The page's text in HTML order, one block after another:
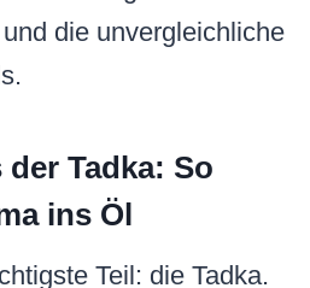
die unvergleichliche
Tadka: So
ins Öl
Teil: die Tadka.